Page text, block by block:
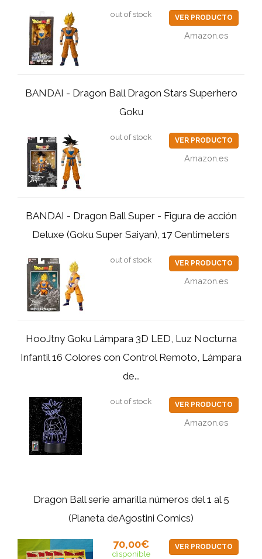
out of stock VER PRODUCTO
Amazon.es
BANDAI - Dragon Ball Dragon Stars Superhero
Goku
out of stock VER PRODUCTO
Amazon.es
BANDAI - Dragon Ball Super - Figura de acción
Deluxe (Goku Super Saiyan), 17 Centimeters
out of stock VER PRODUCTO
Amazon.es
HooJtny Goku Lámpara 3D LED, Luz Nocturna
Infantil 16 Colores con Control Remoto, Lámpara
de...
out of stock VER PRODUCTO
Amazon.es
Dragon Ball serie amarilla números del 1 al 5
(Planeta deAgostini Comics)
70,00€
disponible
VER PRODUCTO